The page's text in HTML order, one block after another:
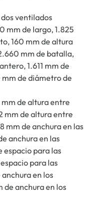
ventilados
mm de largo, 1.825
160 mm de altura
mm de batalla,
1.611 mm de
de diámetro de
de altura entre
mm de altura entre
mm de anchura en las
anchura en las
espacio para las
para las
en los
de anchura en los